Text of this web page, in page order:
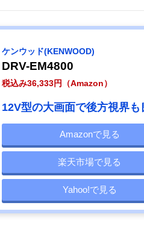
ケンウッド(KENWOOD)
DRV-EM4800
税込み36,333円（Amazon）
12V型の大画面で後方視界も
Amazonで見る
楽天市場で見る
Yahoo!で見る